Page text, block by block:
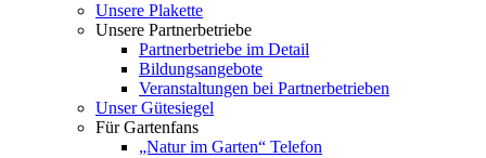
Unsere Plakette
Unsere Partnerbetriebe
Partnerbetriebe im Detail
Bildungsangebote
Veranstaltungen bei Partnerbetrieben
Unser Gütesiegel
Für Gartenfans
„Natur im Garten“ Telefon